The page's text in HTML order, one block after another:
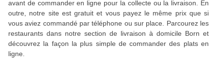
avant de commander en ligne pour la collecte ou la livraison. En
outre, notre site est gratuit et vous payez le même prix que si
vous aviez commandé par téléphone ou sur place. Parcourez les
restaurants dans notre section de livraison à domicile Born et
découvrez la façon la plus simple de commander des plats en
ligne.